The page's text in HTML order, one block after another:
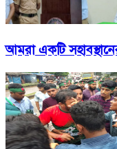
আমরা একটি